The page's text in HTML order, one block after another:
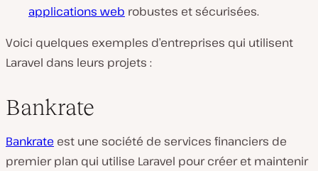
applications web robustes et sécurisées.
Voici quelques exemples d’entreprises qui utilisent
Laravel dans leurs projets :
Bankrate
Bankrate est une société de services financiers de
premier plan qui utilise Laravel pour créer et maintenir